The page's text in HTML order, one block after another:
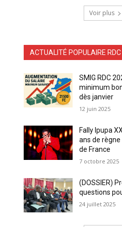
Voir plus
ACTUALITÉ POPULAIRE RDC
SMIG RDC
minimum
dès janvier
12 juin 2025
Fally Ipupa
ans de
de France
7 octobre 2025
(DOSSIER)
questions
24 juillet 2025